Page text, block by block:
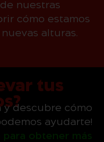
nuestras
cómo estamos
alturas.
tus
y descubre cómo
ayudarte!
para obtener más